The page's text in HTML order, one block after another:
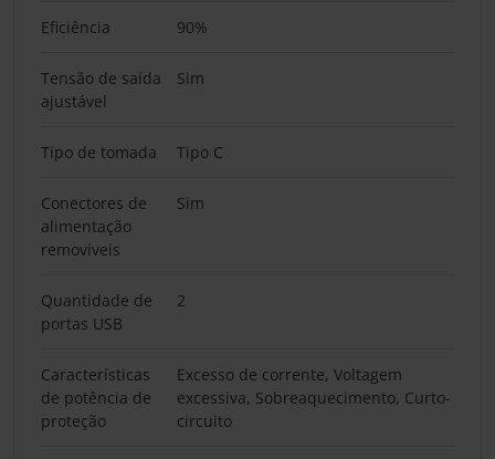
Eficiência 90%
Tensão de saída
ajustável
Sim
Tipo de tomada Tipo C
Conectores de
alimentação
removíveis
Sim
Quantidade de
portas USB
2
Características
de potência de
proteção
Excesso de corrente, Voltagem
excessiva, Sobreaquecimento, Curto-
circuito